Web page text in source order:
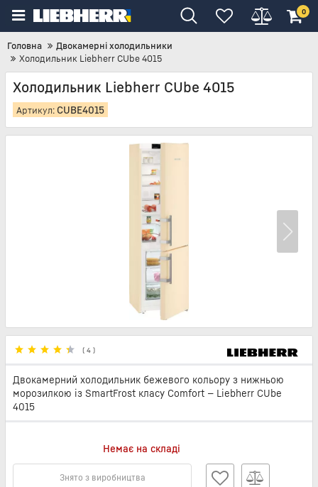
0
Головна
Двокамерні холодильники
Холодильник Liebherr CUbe 4015
Холодильник Liebherr CUbe 4015
Артикул: CUBE4015
( 4 )
Двокамерний холодильник бежевого кольору з нижньою
морозилкою із SmartFrost класу Comfort — Liebherr CUbe
4015
Немає на складі
Знято з виробництва